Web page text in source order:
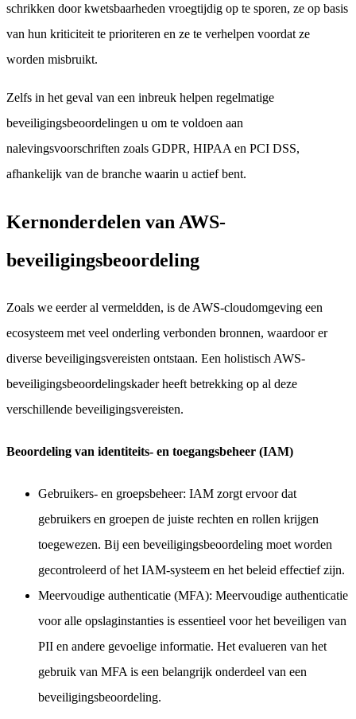
schrikken door kwetsbaarheden vroegtijdig op te sporen, ze op basis
van hun kriticiteit te prioriteren en ze te verhelpen voordat ze
worden misbruikt.
Zelfs in het geval van een inbreuk helpen regelmatige
beveiligingsbeoordelingen u om te voldoen aan
nalevingsvoorschriften zoals GDPR, HIPAA en PCI DSS,
afhankelijk van de branche waarin u actief bent.
Kernonderdelen van AWS-
beveiligingsbeoordeling
Zoals we eerder al vermeldden, is de AWS-cloudomgeving een
ecosysteem met veel onderling verbonden bronnen, waardoor er
diverse beveiligingsvereisten ontstaan. Een holistisch AWS-
beveiligingsbeoordelingskader heeft betrekking op al deze
verschillende beveiligingsvereisten.
Beoordeling van identiteits- en toegangsbeheer (IAM)
Gebruikers- en groepsbeheer: IAM zorgt ervoor dat
gebruikers en groepen de juiste rechten en rollen krijgen
toegewezen. Bij een beveiligingsbeoordeling moet worden
gecontroleerd of het IAM-systeem en het beleid effectief zijn.
Meervoudige authenticatie (MFA): Meervoudige authenticatie
voor alle opslaginstanties is essentieel voor het beveiligen van
PII en andere gevoelige informatie. Het evalueren van het
gebruik van MFA is een belangrijk onderdeel van een
beveiligingsbeoordeling.